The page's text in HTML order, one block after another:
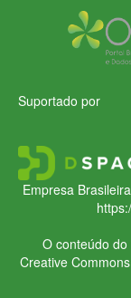
Suportado por
Empresa
O conteúdo
Creative Commons